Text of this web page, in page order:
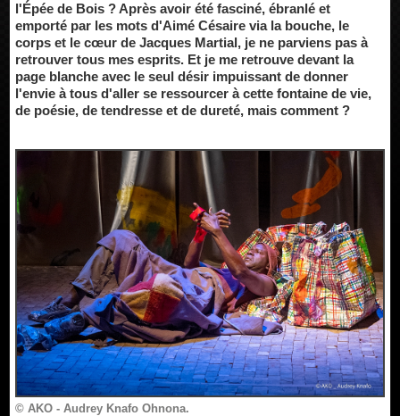
l'Épée de Bois ? Après avoir été fasciné, ébranlé et
emporté par les mots d'Aimé Césaire via la bouche, le
corps et le cœur de Jacques Martial, je ne parviens pas à
retrouver tous mes esprits. Et je me retrouve devant la
page blanche avec le seul désir impuissant de donner
l'envie à tous d'aller se ressourcer à cette fontaine de vie,
de poésie, de tendresse et de dureté, mais comment ?
© AKO - Audrey Knafo Ohnona.